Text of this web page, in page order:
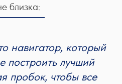
близка:
навигатор, который
построить лучший
пробок, чтобы все